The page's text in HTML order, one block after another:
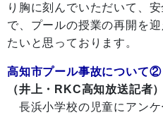
り胸に刻んでいただいて、
で、プールの授業の再開を
たいと思っております。
高知市プール事故について②
（井上・RKC高知放送記者）
長浜小学校の児童にアン